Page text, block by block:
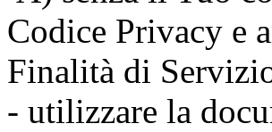
Codice Privacy e
Finalità di
- utilizzare la